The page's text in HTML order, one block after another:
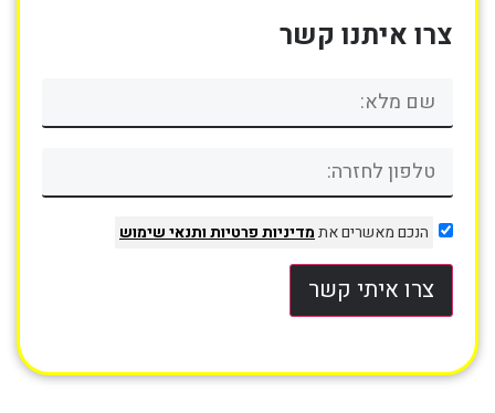
צרו איתנו קשר
הנכם מאשרים אתמדיניות פרטיותותנאי שימוש
צרו איתי קשר